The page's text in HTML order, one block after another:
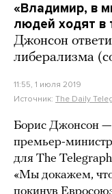
«Владимир, в
людей ходят в
Джонсон
либерализма
11:55, 1 июля 2019
Источник: The Daily
Борис Джонсон —
премьер-
для The
«Мы докажем,